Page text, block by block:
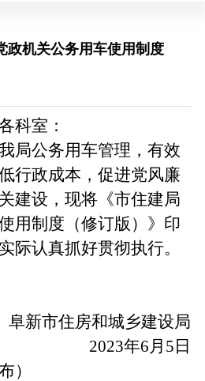
政机关公务用车使用制度
科室：
公务用车管理，有效
行政成本，促进党风廉
建设，现将《市住建局
用制度（修订版）》印
际认真抓好贯彻执行。
阜新市住房和城乡建设局
2023年6月5日
）